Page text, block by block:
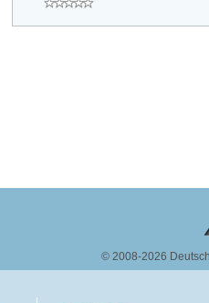
© 2008-2026